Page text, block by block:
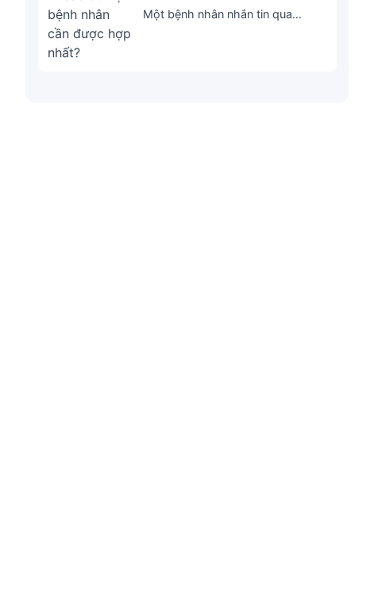
cần được hợp nhất?
Một bệnh nhân nhắn tin qua